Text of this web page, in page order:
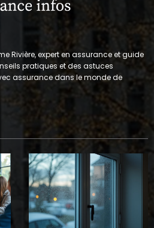
Rivière, expert en assurance et guide
pratiques et des astuces
assurance dans le monde de